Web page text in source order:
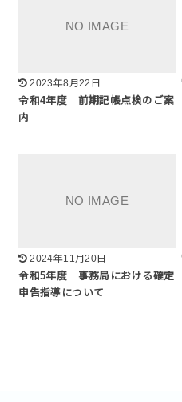
2023年8月22日
令和4年度 前期記帳点検のご案
内
2024年11月20日
令和5年度 事務局における確定
申告指導について